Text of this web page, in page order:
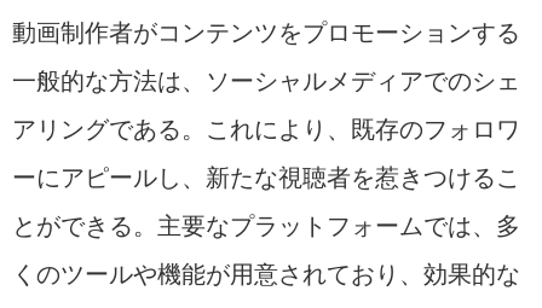
動画制作者がコンテンツをプロモーションする
一般的な方法は、ソーシャルメディアでのシェ
アリングである。これにより、既存のフォロワ
ーにアピールし、新たな視聴者を惹きつけるこ
とができる。主要なプラットフォームでは、多
くのツールや機能が用意されており、効果的な